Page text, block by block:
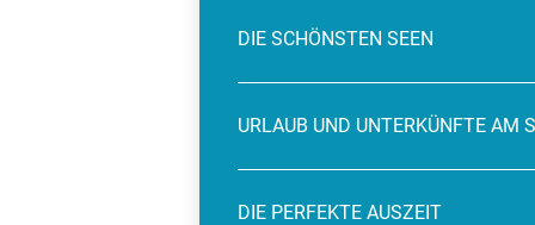
DIE SCHÖNSTEN SEEN
URLAUB UND UNTERKÜNFTE AM
DIE PERFEKTE AUSZEIT